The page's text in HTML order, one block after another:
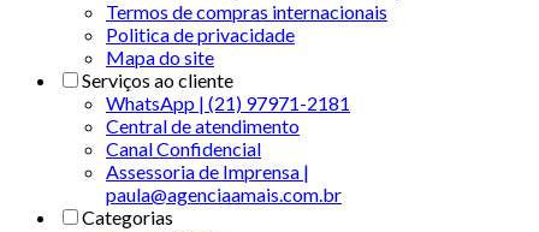
Termos de compras internacionais
Politica de privacidade
Mapa do site
Serviços ao cliente
WhatsApp | (21) 97971-2181
Central de atendimento
Canal Confidencial
Assessoria de Imprensa |
paula@agenciaamais.com.br
Categorias